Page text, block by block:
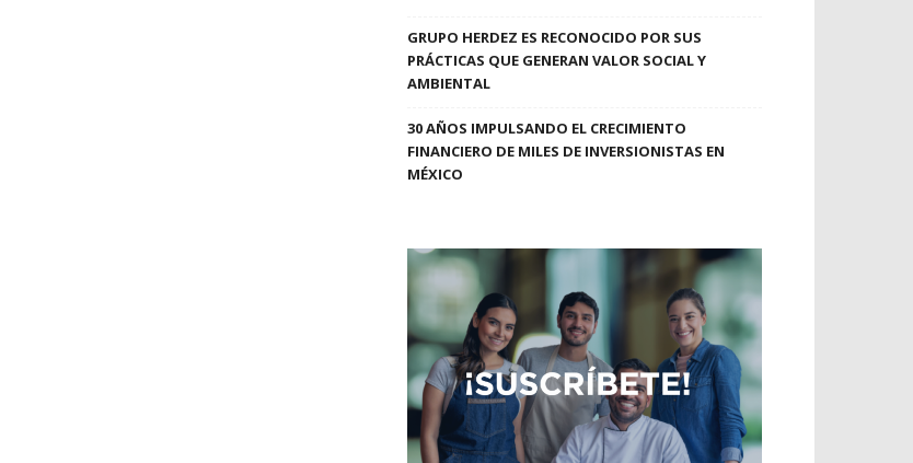
GRUPO HERDEZ ES RECONOCIDO POR SUS
PRÁCTICAS QUE GENERAN VALOR SOCIAL Y
AMBIENTAL
30 AÑOS IMPULSANDO EL CRECIMIENTO
FINANCIERO DE MILES DE INVERSIONISTAS EN
MÉXICO